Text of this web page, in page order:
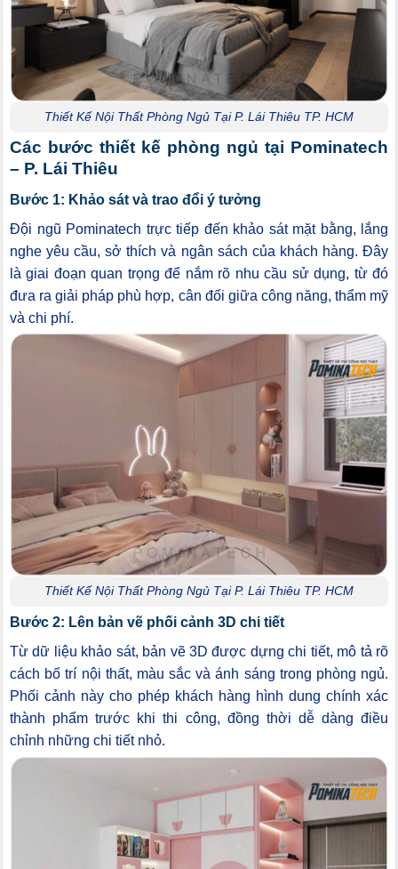
Thiết Kế Nội Thất Phòng Ngủ Tại P. Lái Thiêu TP. HCM
Các bước thiết kế phòng ngủ tại Pominatech
– P. Lái Thiêu
Bước 1: Khảo sát và trao đổi ý tưởng
Đội ngũ Pominatech trực tiếp đến khảo sát mặt bằng, lắng
nghe yêu cầu, sở thích và ngân sách của khách hàng. Đây
là giai đoạn quan trọng để nắm rõ nhu cầu sử dụng, từ đó
đưa ra giải pháp phù hợp, cân đối giữa công năng, thẩm mỹ
và chi phí.
Thiết Kế Nội Thất Phòng Ngủ Tại P. Lái Thiêu TP. HCM
Bước 2: Lên bản vẽ phối cảnh 3D chi tiết
Từ dữ liệu khảo sát, bản vẽ 3D được dựng chi tiết, mô tả rõ
cách bố trí nội thất, màu sắc và ánh sáng trong phòng ngủ.
Phối cảnh này cho phép khách hàng hình dung chính xác
thành phẩm trước khi thi công, đồng thời dễ dàng điều
chỉnh những chi tiết nhỏ.